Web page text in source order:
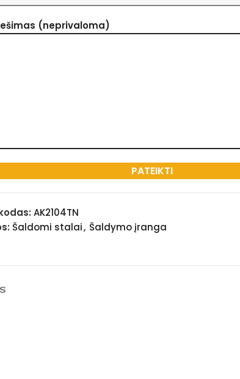
(neprivaloma)
AK2104TN
Šaldomi stalai, Šaldymo įranga